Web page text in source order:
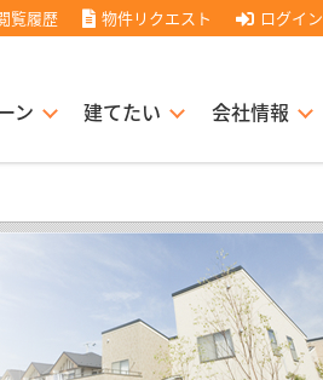
覧履歴 物件リクエスト ログイン
ン 建てたい 会社情報
ーコスト住宅販売協力店募集